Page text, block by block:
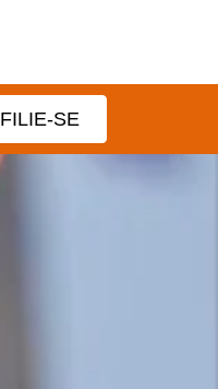
FILIE-SE